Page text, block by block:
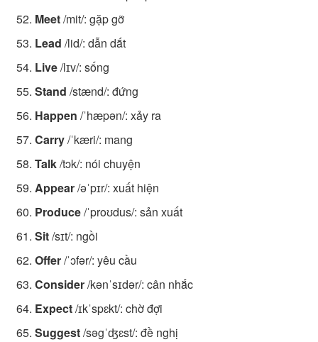
Meet/mit/: gặp gỡ
Lead /lid/: dẫn dắt
Live/lɪv/: sống
Stand /stænd/: đứng
Happen /ˈhæpən/: xảy ra
Carry/ˈkæri/: mang
Talk/tɔk/: nói chuyện
Appear/əˈpɪr/: xuất hiện
Produce/ˈproʊdus/: sản xuất
Sit/sɪt/: ngồi
Offer/ˈɔfər/: yêu cầu
Consider/kənˈsɪdər/: cân nhắc
Expect/ɪkˈspɛkt/: chờ đợi
Suggest/səgˈʤɛst/: đề nghị